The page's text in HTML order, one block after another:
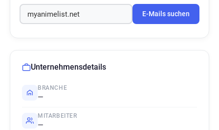
E-Mails suchen
Unternehmensdetails
BRANCHE
—
MITARBEITER
—